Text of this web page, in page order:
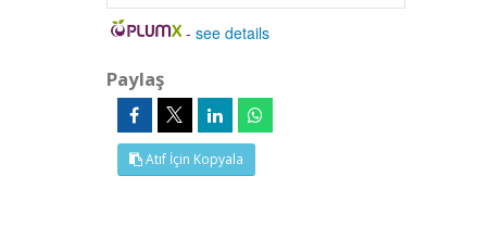
-see details
Paylaş
Atıf İçin Kopyala